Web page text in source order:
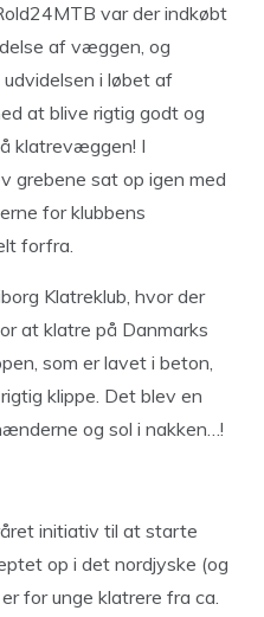
var der indkøbt
af væggen, og
i løbet af
at blive rigtig godt og
klatrevæggen! I
grebene sat op igen med
for klubbens
forfra.
Klatreklub, hvor der
at klatre på Danmarks
som er lavet i beton,
klippe. Det blev en
og sol i nakken…!
initiativ til at starte
op i det nordjyske (og
for unge klatrere fra ca.